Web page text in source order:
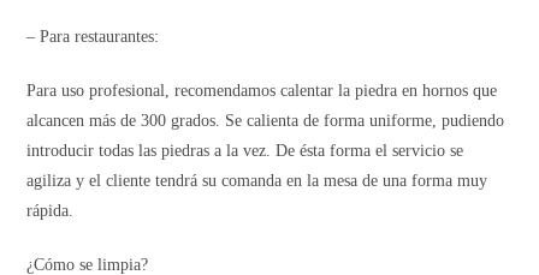
– Para restaurantes:
Para uso profesional, recomendamos calentar la piedra en hornos que
alcancen más de 300 grados. Se calienta de forma uniforme, pudiendo
introducir todas las piedras a la vez. De ésta forma el servicio se
agiliza y el cliente tendrá su comanda en la mesa de una forma muy
rápida.
¿Cómo se limpia?